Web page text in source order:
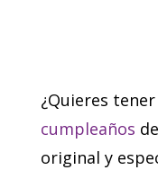
¿Quieres
cumpleaños
original y